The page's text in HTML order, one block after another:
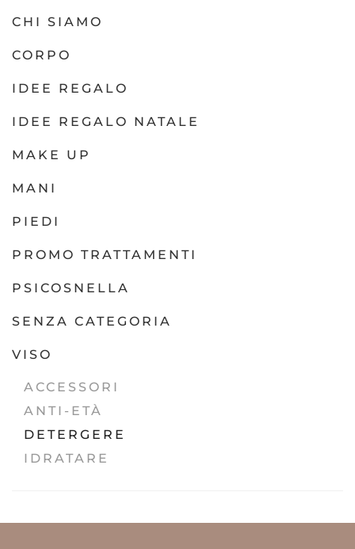
CHI SIAMO
CORPO
IDEE REGALO
IDEE REGALO NATALE
MAKE UP
MANI
PIEDI
PROMO TRATTAMENTI
PSICOSNELLA
SENZA CATEGORIA
VISO
ACCESSORI
ANTI-ETÀ
DETERGERE
IDRATARE